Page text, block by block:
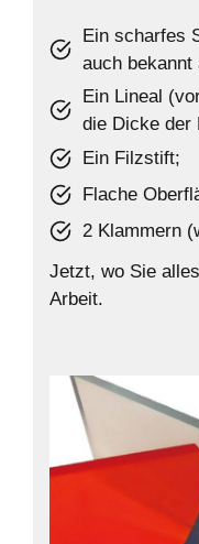
Ein scharfes
auch
Ein Lineal
die Dicke der
Ein Filzstift;
Flache
2 Klammern
Jetzt, wo Sie
Arbeit.